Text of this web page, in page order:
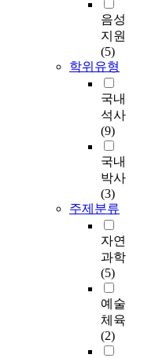
음성
지원
(5)
학위유형
국내
석사
(9)
국내
박사
(3)
주제분류
자연
과학
(5)
예술
체육
(2)